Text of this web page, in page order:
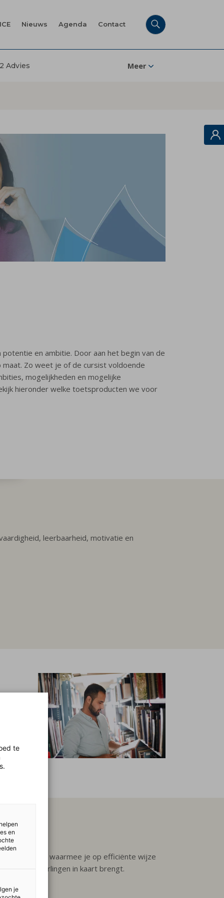
Nieuws Agenda Contact
Advies Meer
en ambitie. Door aan het begin van de
Zo weet je of de cursist voldoende
mogelijkheden en mogelijke
hieronder welke toetsproducten we voor
leerbaarheid, motivatie en
waarmee je op efficiënte wijze
van leerlingen in kaart brengt.
te
en
je